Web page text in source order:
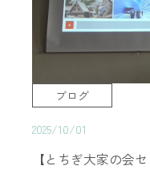
ブログ
2025/10/01